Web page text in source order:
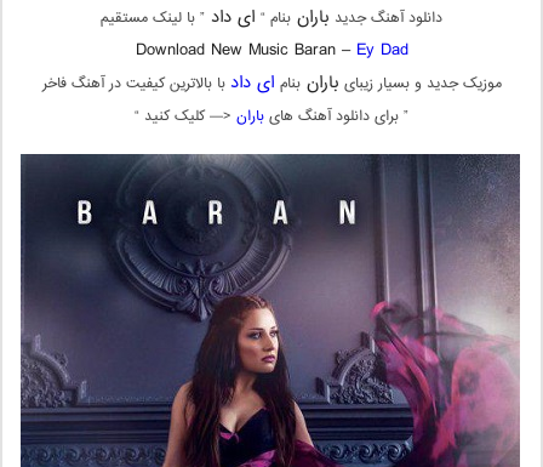
دانلود آهنگ جدید باران بنام “ ای داد ” با لینک مستقیم
Download New Music Baran – Ey Dad
موزیک جدید و بسیار زیبای بارانبنام ای داد با بالاترین کیفیت در آهنگ فاخر
” برای دانلود آهنگ هایباران <— کلیک کنید “